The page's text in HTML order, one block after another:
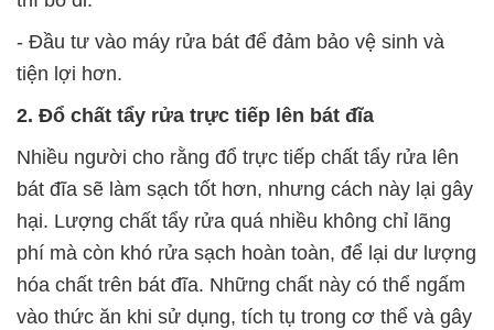
- Đầu tư vào máy rửa bát để đảm bảo vệ sinh và
tiện lợi hơn.
2. Đổ chất tẩy rửa trực tiếp lên bát đĩa
Nhiều người cho rằng đổ trực tiếp chất tẩy rửa lên
bát đĩa sẽ làm sạch tốt hơn, nhưng cách này lại gây
hại. Lượng chất tẩy rửa quá nhiều không chỉ lãng
phí mà còn khó rửa sạch hoàn toàn, để lại dư lượng
hóa chất trên bát đĩa. Những chất này có thể ngấm
vào thức ăn khi sử dụng, tích tụ trong cơ thể và gây